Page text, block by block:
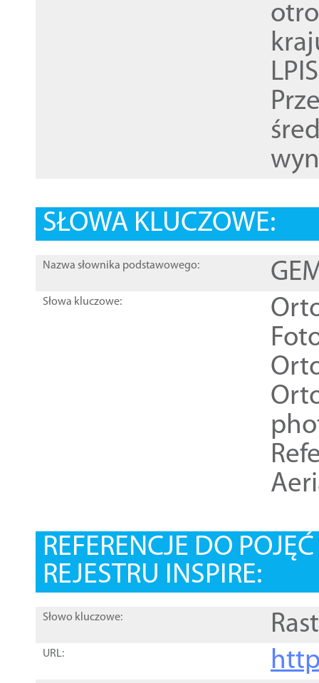
SŁOWA KLUCZOWE:
Nazwa słownika podstawowego:
Słowa kluczowe:
REFERENCJE DO
REJESTRU INSPIRE:
Słowo kluczowe:
URL: